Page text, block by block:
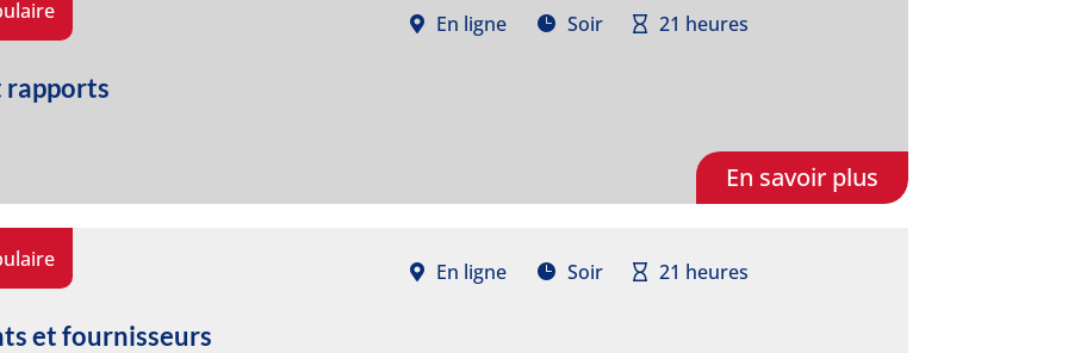
En ligne Soir 21 heures
rapports
En savoir plus
En ligne Soir 21 heures
et fournisseurs